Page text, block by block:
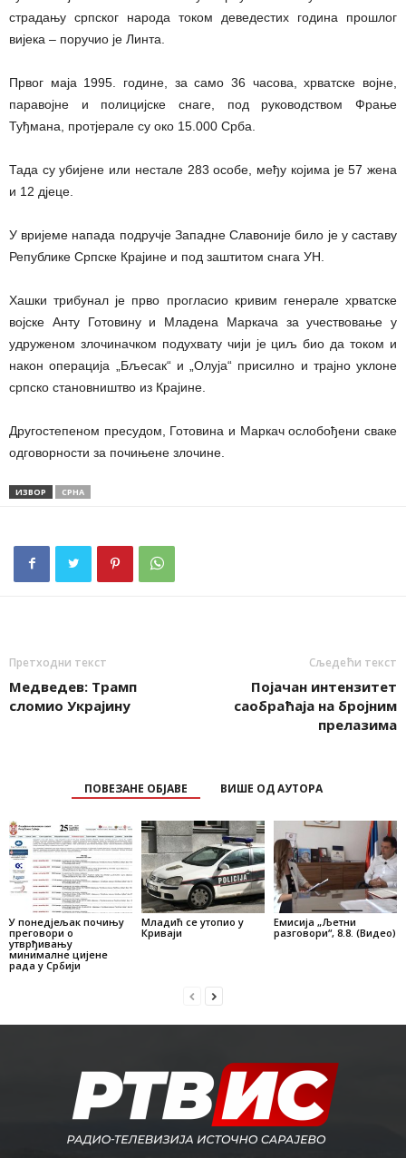
страдању српског народа током деведестих година прошлог
вијека – поручио је Линта.
Првог маја 1995. године, за само 36 часова, хрватске војне,
паравојне и полицијске снаге, под руководством Фрање
Туђмана, протјерале су око 15.000 Срба.
Тада су убијене или нестале 283 особе, међу којима је 57 жена
и 12 дјеце.
У вријеме напада подручје Западне Славоније било је у саставу
Републике Српске Крајине и под заштитом снага УН.
Хашки трибунал је прво прогласио кривим генерале хрватске
војске Анту Готовину и Младена Маркача за учествовање у
удруженом злочиначком подухвату чији је циљ био да током и
након операција „Бљесак“ и „Олуја“ присилно и трајно уклоне
српско становништво из Крајине.
Другостепеном пресудом, Готовина и Маркач ослобођени сваке
одговорности за почињене злочине.
ИЗВОР СРНА
Претходни текст
Медведев: Трамп
сломио Украјину
Сљедећи текст
Појачан интензитет
саобраћаја на бројним
прелазима
ПОВЕЗАНЕ ОБЈАВЕ ВИШЕ ОД АУТОРА
У понедјељак почињу
преговори о
утврђивању
минималне цијене
рада у Србији
Младић се утопио у
Криваји
Емисија „Љетни
разговори“, 8.8. (Видео)